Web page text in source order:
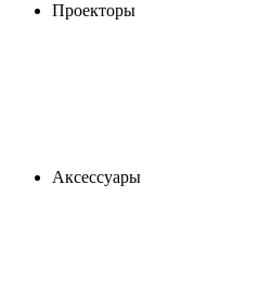
Проекторы
Аксессуары